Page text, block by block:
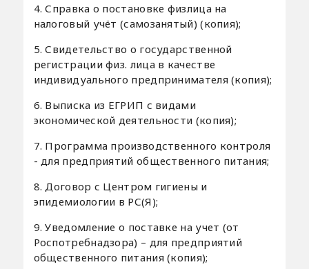
4. Справка о постановке физлица на
налоговый учёт (самозанятый) (копия);
5. Свидетельство о государственной
регистрации физ. лица в качестве
индивидуального предпринимателя (копия);
6. Выписка из ЕГРИП с видами
экономической деятельности (копия);
7. Программа производственного контроля
- для предприятий общественного питания;
8. Договор с Центром гигиены и
эпидемиологии в РС(Я);
9. Уведомление о поставке на учет (от
Роспотребнадзора) – для предприятий
общественного питания (копия);